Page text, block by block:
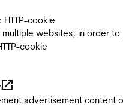
: HTTP-cookie
websites, in order
cookie
advertisement